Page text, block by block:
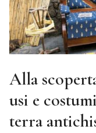
Alla
usi e
terra